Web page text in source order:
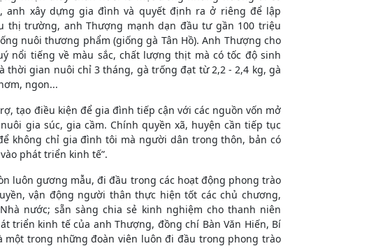
xây dựng gia đình và quyết định ra ở riêng để lập
thị trường, anh Thượng mạnh dạn đầu tư gần 100 triệu
nuôi thương phẩm (giống gà Tân Hồ). Anh Thượng cho
nổi tiếng về màu sắc, chất lượng thịt mà có tốc độ sinh
gian nuôi chỉ 3 tháng, gà trống đạt từ 2,2 - 2,4 kg, gà
ngon...
tạo điều kiện để gia đình tiếp cận với các nguồn vốn mở
gia súc, gia cầm. Chính quyền xã, huyện cần tiếp tục
không chỉ gia đình tôi mà người dân trong thôn, bản có
phát triển kinh tế”.
luôn gương mẫu, đi đầu trong các hoạt động phong trào
vận động người thân thực hiện tốt các chủ chương,
nước; sẵn sàng chia sẻ kinh nghiệm cho thanh niên
triển kinh tế của anh Thượng, đồng chí Bàn Văn Hiến, Bí
một trong những đoàn viên luôn đi đầu trong phong trào